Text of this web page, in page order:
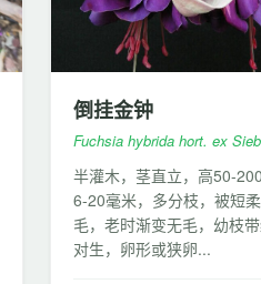
倒挂金钟
Fuchsia hybrida hort. ex
半灌木，茎直立，高50-
6-20毫米，多分枝，被短
毛，老时渐变无毛，幼枝
对生，卵形或狭卵...